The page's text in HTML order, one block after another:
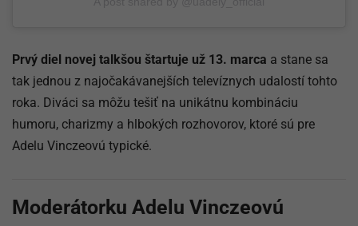
Prvý diel novej talkšou štartuje už 13. marca a stane sa
tak jednou z najočakávanejších televíznych udalostí tohto
roka. Diváci sa môžu tešiť na unikátnu kombináciu
humoru, charizmy a hlbokých rozhovorov, ktoré sú pre
Adelu Vinczeovú typické.
Moderátorku Adelu Vinczeovú